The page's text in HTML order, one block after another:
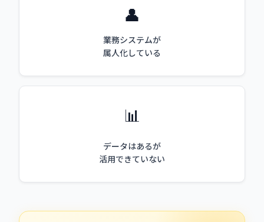
👤
業務システムが
属人化している
📊
データはあるが
活用できていない